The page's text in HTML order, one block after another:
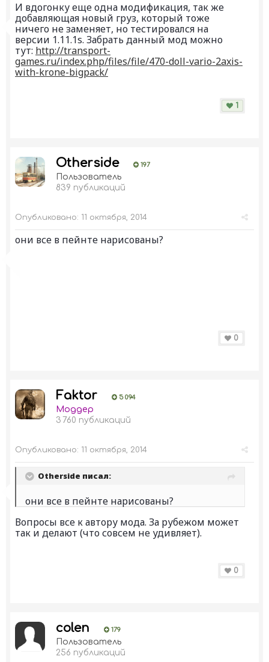
И вдогонку еще одна модификация, так же
добавляющая новый груз, который тоже
ничего не заменяет, но тестировался на
версии 1.11.1s. Забрать данный мод можно
тут: http://transport-
games.ru/index.php/files/file/470-doll-vario-2axis-
with-krone-bigpack/
1
Otherside 197
Пользователь
839 публикаций
Опубликовано: 11 октября, 2014
они все в пейнте нарисованы?
0
Faktor 5 094
Моддер
3 760 публикаций
Опубликовано: 11 октября, 2014
Otherside писал:
они все в пейнте нарисованы?
Вопросы все к автору мода. За рубежом может
так и делают (что совсем не удивляет).
0
colen 179
Пользователь
256 публикаций